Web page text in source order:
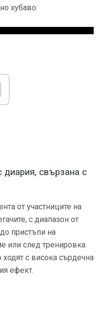
хубаво.
диария, свързана с
от участниците на
с диапазон от
пристъпи на
или след тренировка.
с висока сърдечна
ефект.